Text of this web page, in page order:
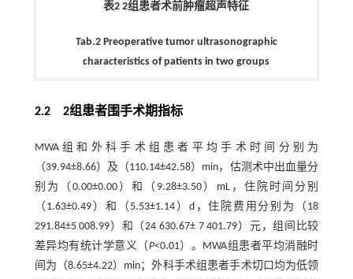
表2 2组患者术前肿瘤超声特征
Tab.2 Preoperative tumor ultrasonographic
characteristics of patients in two groups
2.2 2组患者围手术期指标
MWA组和外科手术组患者平均手术时间分别为
（39.94±8.66）及（110.14±42.58）min，估测术中出血量分
别为（0.00±0.00）和（9.28±3.50）mL，住院时间分别
（1.63±0.49）和（5.53±1.14）d，住院费用分别为（18
291.84±5 008.99）和（24 630.67± 7 401.79）元，组间比较
差异均有统计学意义（P<0.01）。MWA组患者平均消融时
间为（8.65±4.22）min；外科手术组患者手术切口均为低领